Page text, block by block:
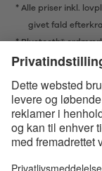
* Alle priser inkl.
givet fald
* Bluetooth®
Bluetooth SIG, Inc.
Apple, Apple
Google Play og